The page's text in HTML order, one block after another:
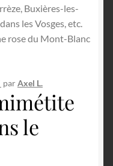
Buxières-les-
les Vosges, etc.
rose du Mont-Blanc
parAxel L.
le